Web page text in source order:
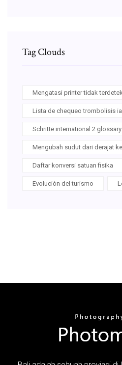
Tag Clouds
Mengatasi printer tidak
Lista de chequeo trombolisis
Schritte international 2
Mengubah sudut dari derajat
Daftar konversi satuan fisika
Evolución del turismo